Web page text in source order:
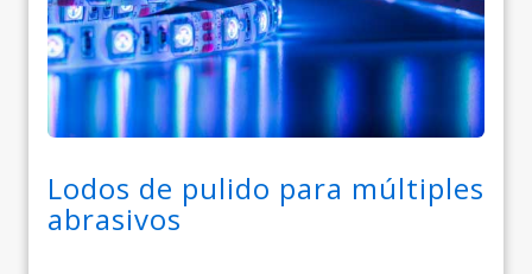
Lodos de pulido para múltiples
abrasivos